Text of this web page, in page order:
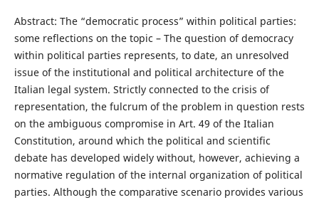
Abstract: The “democratic process” within political parties:
some reflections on the topic – The question of democracy
within political parties represents, to date, an unresolved
issue of the institutional and political architecture of the
Italian legal system. Strictly connected to the crisis of
representation, the fulcrum of the problem in question rests
on the ambiguous compromise in Art. 49 of the Italian
Constitution, around which the political and scientific
debate has developed widely without, however, achieving a
normative regulation of the internal organization of political
parties. Although the comparative scenario provides various